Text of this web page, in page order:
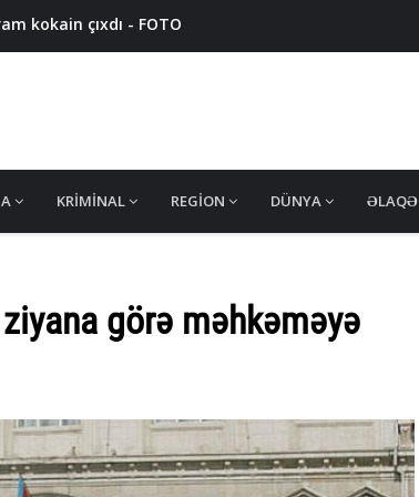
kokain çıxdı - FOTO
57 nəfər saxlanıldı, 11 ton həşiş müsadirə olundu
alverçiləri ələ keçdi - VİDEO
- FOTO
KRIMINAL REGION DÜNYA ƏLAQƏ
görə məhkəməyə